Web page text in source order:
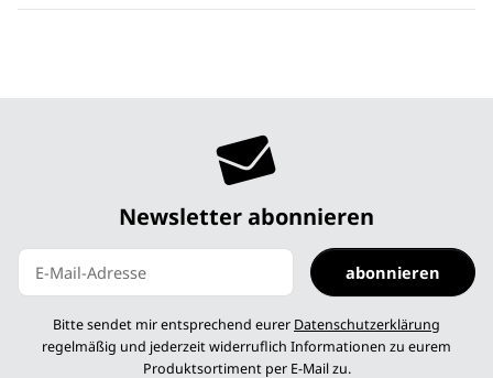
Newsletter abonnieren
abonnieren
Bitte sendet mir entsprechend eurer Datenschutzerklärung
regelmäßig und jederzeit widerruflich Informationen zu eurem
Produktsortiment per E-Mail zu.